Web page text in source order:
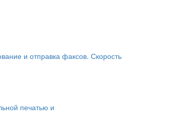
и отправка факсов. Скорость
печатью и